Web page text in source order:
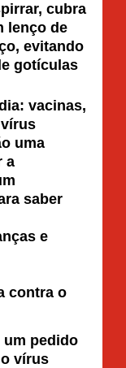
cubra
lenço de
evitando
gotículas
vacinas,
uma
a
saber
e
contra o
pedido
vírus